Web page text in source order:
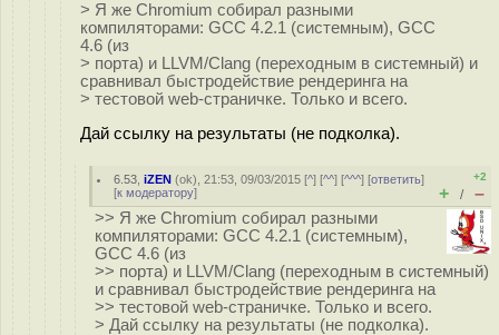
> Я же Chromium собирал разными
компиляторами: GCC 4.2.1 (системным), GCC
4.6 (из
> порта) и LLVM/Clang (переходным в системный) и
сравнивал быстродействие рендеринга на
> тестовой web-страничке. Только и всего.
Дай ссылку на результаты (не подколка).
6.53 ,iZEN (ok), 21:53, 09/03/2015 [^] [^^] [^^^] [ответить]
[к модератору]
+2
+ / –
>> Я же Chromium собирал разными
компиляторами: GCC 4.2.1 (системным),
GCC 4.6 (из
>> порта) и LLVM/Clang (переходным в системный)
и сравнивал быстродействие рендеринга на
>> тестовой web-страничке. Только и всего.
> Дай ссылку на результаты (не подколка).